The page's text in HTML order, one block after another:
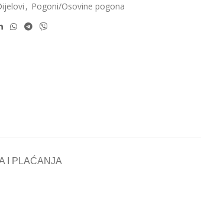
, Pogoni/Osovine pogona
I PLAĆANJA